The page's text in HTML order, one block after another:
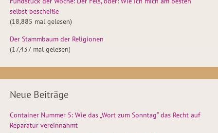
selbst bescheiße
(18,885 mal gelesen)
Der Stammbaum der Religionen
(17,437 mal gelesen)
Neue Beiträge
Container Nummer 5: Wie das „Wort zum Sonntag“ das Recht auf
Reparatur vereinnahmt